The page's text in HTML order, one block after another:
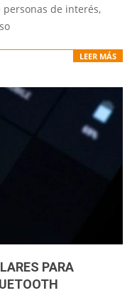
de interés,
LEER MÁS
PARA